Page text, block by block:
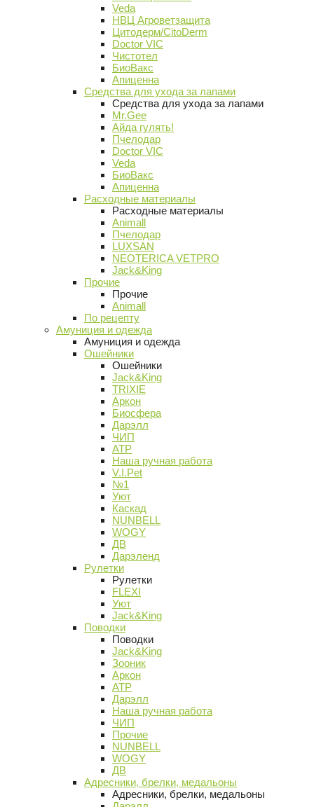
Veda
НВЦ Агроветзащита
Цитодерм/CitoDerm
Doctor VIC
Чистотел
БиоВакс
Апиценна
Средства для ухода за лапами
Средства для ухода за лапами
Mr.Gee
Айда гулять!
Пчелодар
Doctor VIC
Veda
БиоВакс
Апиценна
Расходные материалы
Расходные материалы
Animall
Пчелодар
LUXSAN
NEOTERICA VETPRO
Jack&King
Прочие
Прочие
Animall
По рецепту
Амуниция и одежда
Амуниция и одежда
Ошейники
Ошейники
Jack&King
TRIXIE
Аркон
Биосфера
Дарэлл
ЧИП
АТР
Наша ручная работа
V.I.Pet
№1
Уют
Каскад
NUNBELL
WOGY
ДВ
Дарэленд
Рулетки
Рулетки
FLEXI
Уют
Jack&King
Поводки
Поводки
Jack&King
Зооник
Аркон
АТР
Дарэлл
Наша ручная работа
ЧИП
Прочие
NUNBELL
WOGY
ДВ
Адресники, брелки, медальоны
Адресники, брелки, медальоны